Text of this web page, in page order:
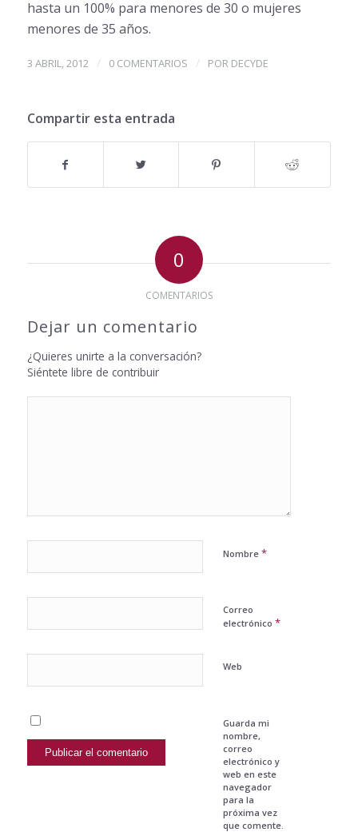
hasta un 100% para menores de 30 o mujeres
menores de 35 años.
3 ABRIL, 2012 / 0 COMENTARIOS / POR DECYDE
Compartir esta entrada
0
COMENTARIOS
Dejar un comentario
¿Quieres unirte a la conversación?
Siéntete libre de contribuir
Nombre *
Correo
electrónico *
Web
Guarda mi
nombre,
correo
electrónico y
web en este
navegador
para la
próxima vez
que comente.